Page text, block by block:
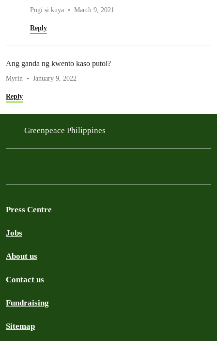
Pogi si kuya March 9, 2021
Reply
Ang ganda ng kwento kaso putol?
Myrin January 9, 2022
Reply
Greenpeace Philippines
Press Centre
Jobs
About us
Contact us
Fundraising
Sitemap